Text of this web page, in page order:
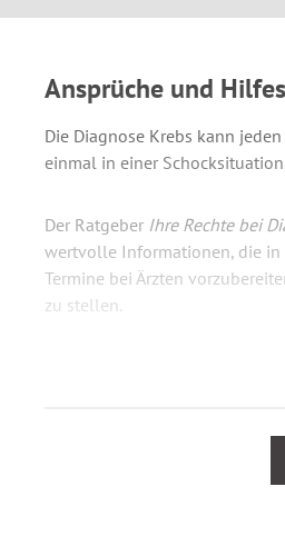
Ansprüche und
Die Diagnose Krebs kann
einmal in einer
Der Ratgeber Ihre Rechte bei
wertvolle Informationen, die
Termine bei Ärzten
zu stellen.
Zuzahlungsbefreiung